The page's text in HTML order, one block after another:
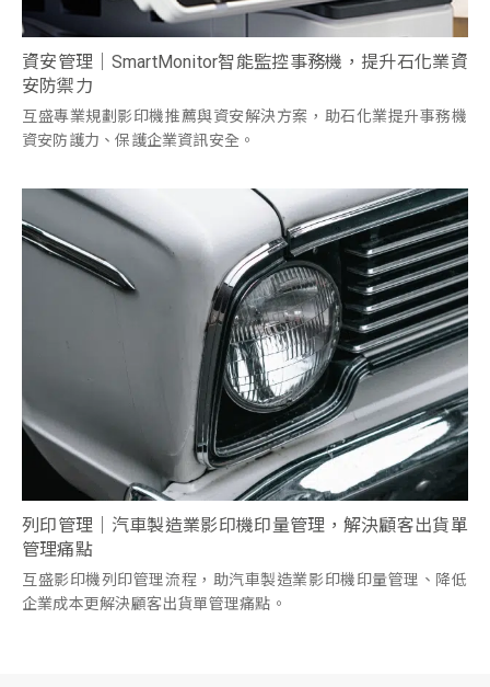
資安管理｜SmartMonitor智能監控事務機，提升石化業資
安防禦力
互盛專業規劃影印機推薦與資安解決方案，助石化業提升事務機
資安防護力、保護企業資訊安全。
列印管理｜汽車製造業影印機印量管理，解決顧客出貨單
管理痛點
互盛影印機列印管理流程，助汽車製造業影印機印量管理、降低
企業成本更解決顧客出貨單管理痛點。